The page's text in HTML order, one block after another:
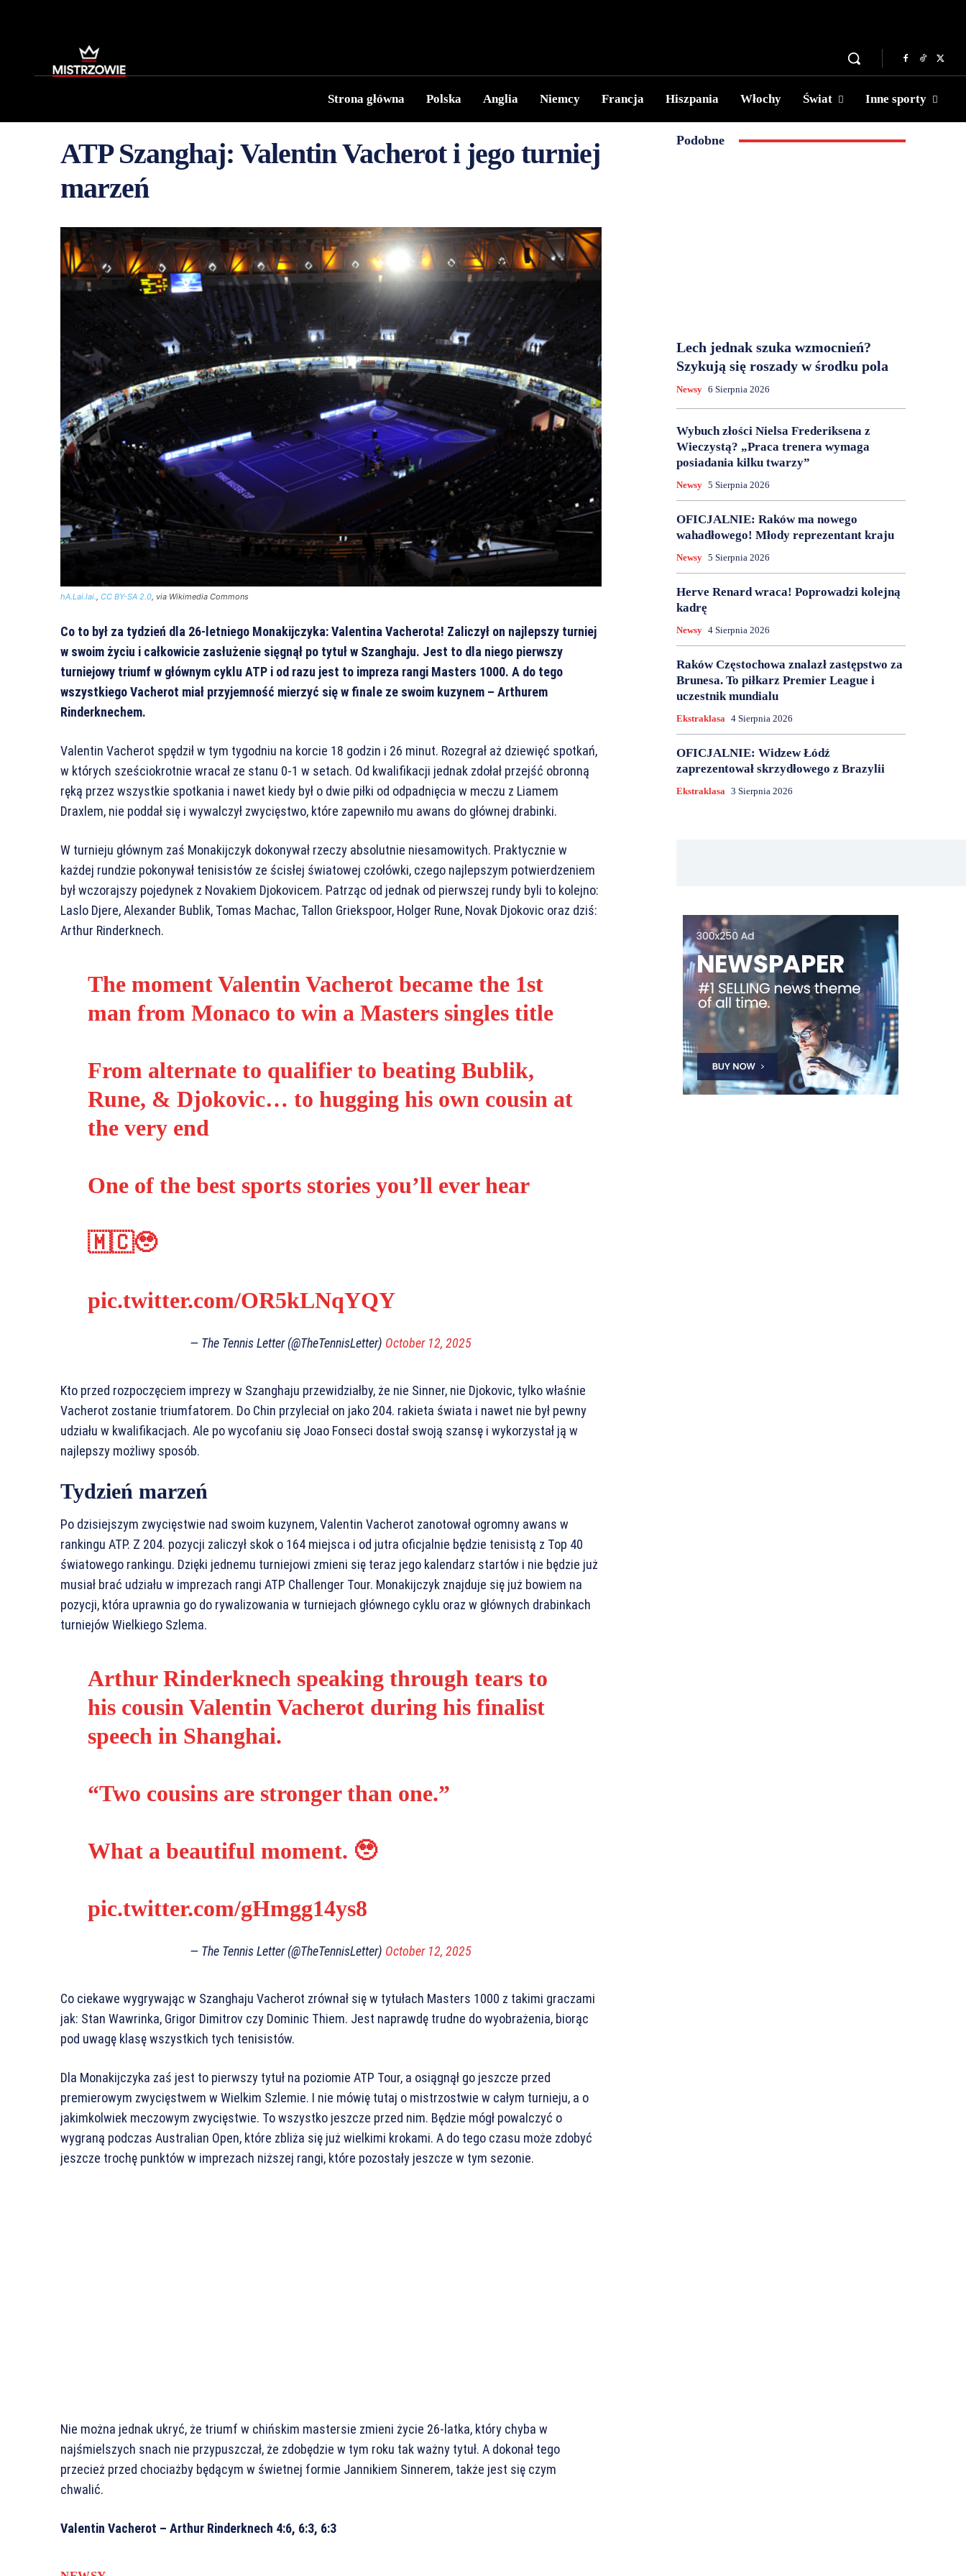
Strona główna Polska Anglia Niemcy Francja Hiszpania Włochy Świat Inne sporty
ATP Szanghaj: Valentin Vacherot i jego turniej
marzeń
hA.Lai.lai., CC BY-SA 2.0, via Wikimedia Commons
Co to był za tydzień dla 26-letniego Monakijczyka: Valentina Vacherota! Zaliczył on najlepszy turniej
w swoim życiu i całkowicie zasłużenie sięgnął po tytuł w Szanghaju. Jest to dla niego pierwszy
turniejowy triumf w głównym cyklu ATP i od razu jest to impreza rangi Masters 1000. A do tego
wszystkiego Vacherot miał przyjemność mierzyć się w finale ze swoim kuzynem – Arthurem
Rinderknechem.
Valentin Vacherot spędził w tym tygodniu na korcie 18 godzin i 26 minut. Rozegrał aż dziewięć spotkań,
w których sześciokrotnie wracał ze stanu 0-1 w setach. Od kwalifikacji jednak zdołał przejść obronną
ręką przez wszystkie spotkania i nawet kiedy był o dwie piłki od odpadnięcia w meczu z Liamem
Draxlem, nie poddał się i wywalczył zwycięstwo, które zapewniło mu awans do głównej drabinki.
W turnieju głównym zaś Monakijczyk dokonywał rzeczy absolutnie niesamowitych. Praktycznie w
każdej rundzie pokonywał tenisistów ze ścisłej światowej czołówki, czego najlepszym potwierdzeniem
był wczorajszy pojedynek z Novakiem Djokovicem. Patrząc od jednak od pierwszej rundy byli to kolejno:
Laslo Djere, Alexander Bublik, Tomas Machac, Tallon Griekspoor, Holger Rune, Novak Djokovic oraz dziś:
Arthur Rinderknech.
The moment Valentin Vacherot became the 1st
man from Monaco to win a Masters singles title
From alternate to qualifier to beating Bublik,
Rune, & Djokovic… to hugging his own cousin at
the very end
One of the best sports stories you’ll ever hear
🇲🇨🥹
pic.twitter.com/OR5kLNqYQY
— The Tennis Letter (@TheTennisLetter) October 12, 2025
Kto przed rozpoczęciem imprezy w Szanghaju przewidziałby, że nie Sinner, nie Djokovic, tylko właśnie
Vacherot zostanie triumfatorem. Do Chin przyleciał on jako 204. rakieta świata i nawet nie był pewny
udziału w kwalifikacjach. Ale po wycofaniu się Joao Fonseci dostał swoją szansę i wykorzystał ją w
najlepszy możliwy sposób.
Tydzień marzeń
Po dzisiejszym zwycięstwie nad swoim kuzynem, Valentin Vacherot zanotował ogromny awans w
rankingu ATP. Z 204. pozycji zaliczył skok o 164 miejsca i od jutra oficjalnie będzie tenisistą z Top 40
światowego rankingu. Dzięki jednemu turniejowi zmieni się teraz jego kalendarz startów i nie będzie już
musiał brać udziału w imprezach rangi ATP Challenger Tour. Monakijczyk znajduje się już bowiem na
pozycji, która uprawnia go do rywalizowania w turniejach głównego cyklu oraz w głównych drabinkach
turniejów Wielkiego Szlema.
Arthur Rinderknech speaking through tears to
his cousin Valentin Vacherot during his finalist
speech in Shanghai.
“Two cousins are stronger than one.”
What a beautiful moment. 🥹
pic.twitter.com/gHmgg14ys8
— The Tennis Letter (@TheTennisLetter) October 12, 2025
Co ciekawe wygrywając w Szanghaju Vacherot zrównał się w tytułach Masters 1000 z takimi graczami
jak: Stan Wawrinka, Grigor Dimitrov czy Dominic Thiem. Jest naprawdę trudne do wyobrażenia, biorąc
pod uwagę klasę wszystkich tych tenisistów.
Dla Monakijczyka zaś jest to pierwszy tytuł na poziomie ATP Tour, a osiągnął go jeszcze przed
premierowym zwycięstwem w Wielkim Szlemie. I nie mówię tutaj o mistrzostwie w całym turnieju, a o
jakimkolwiek meczowym zwycięstwie. To wszystko jeszcze przed nim. Będzie mógł powalczyć o
wygraną podczas Australian Open, które zbliża się już wielkimi krokami. A do tego czasu może zdobyć
jeszcze trochę punktów w imprezach niższej rangi, które pozostały jeszcze w tym sezonie.
Nie można jednak ukryć, że triumf w chińskim mastersie zmieni życie 26-latka, który chyba w
najśmielszych snach nie przypuszczał, że zdobędzie w tym roku tak ważny tytuł. A dokonał tego
przecież przed chociażby będącym w świetnej formie Jannikiem Sinnerem, także jest się czym
chwalić.
Valentin Vacherot – Arthur Rinderknech 4:6, 6:3, 6:3
Podobne
Lech jednak szuka wzmocnień?
Szykują się roszady w środku pola
Newsy 6 Sierpnia 2026
Wybuch złości Nielsa Frederiksena z
Wieczystą? „Praca trenera wymaga
posiadania kilku twarzy”
Newsy 5 Sierpnia 2026
OFICJALNIE: Raków ma nowego
wahadłowego! Młody reprezentant kraju
Newsy 5 Sierpnia 2026
Herve Renard wraca! Poprowadzi kolejną
kadrę
Newsy 4 Sierpnia 2026
Raków Częstochowa znalazł zastępstwo za
Brunesa. To piłkarz Premier League i
uczestnik mundialu
Ekstraklasa 4 Sierpnia 2026
OFICJALNIE: Widzew Łódź
zaprezentował skrzydłowego z Brazylii
Ekstraklasa 3 Sierpnia 2026